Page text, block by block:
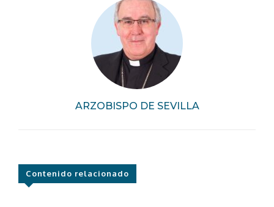
ARZOBISPO DE SEVILLA
Contenido relacionado